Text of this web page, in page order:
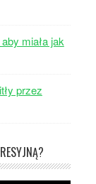
miała jak
przez